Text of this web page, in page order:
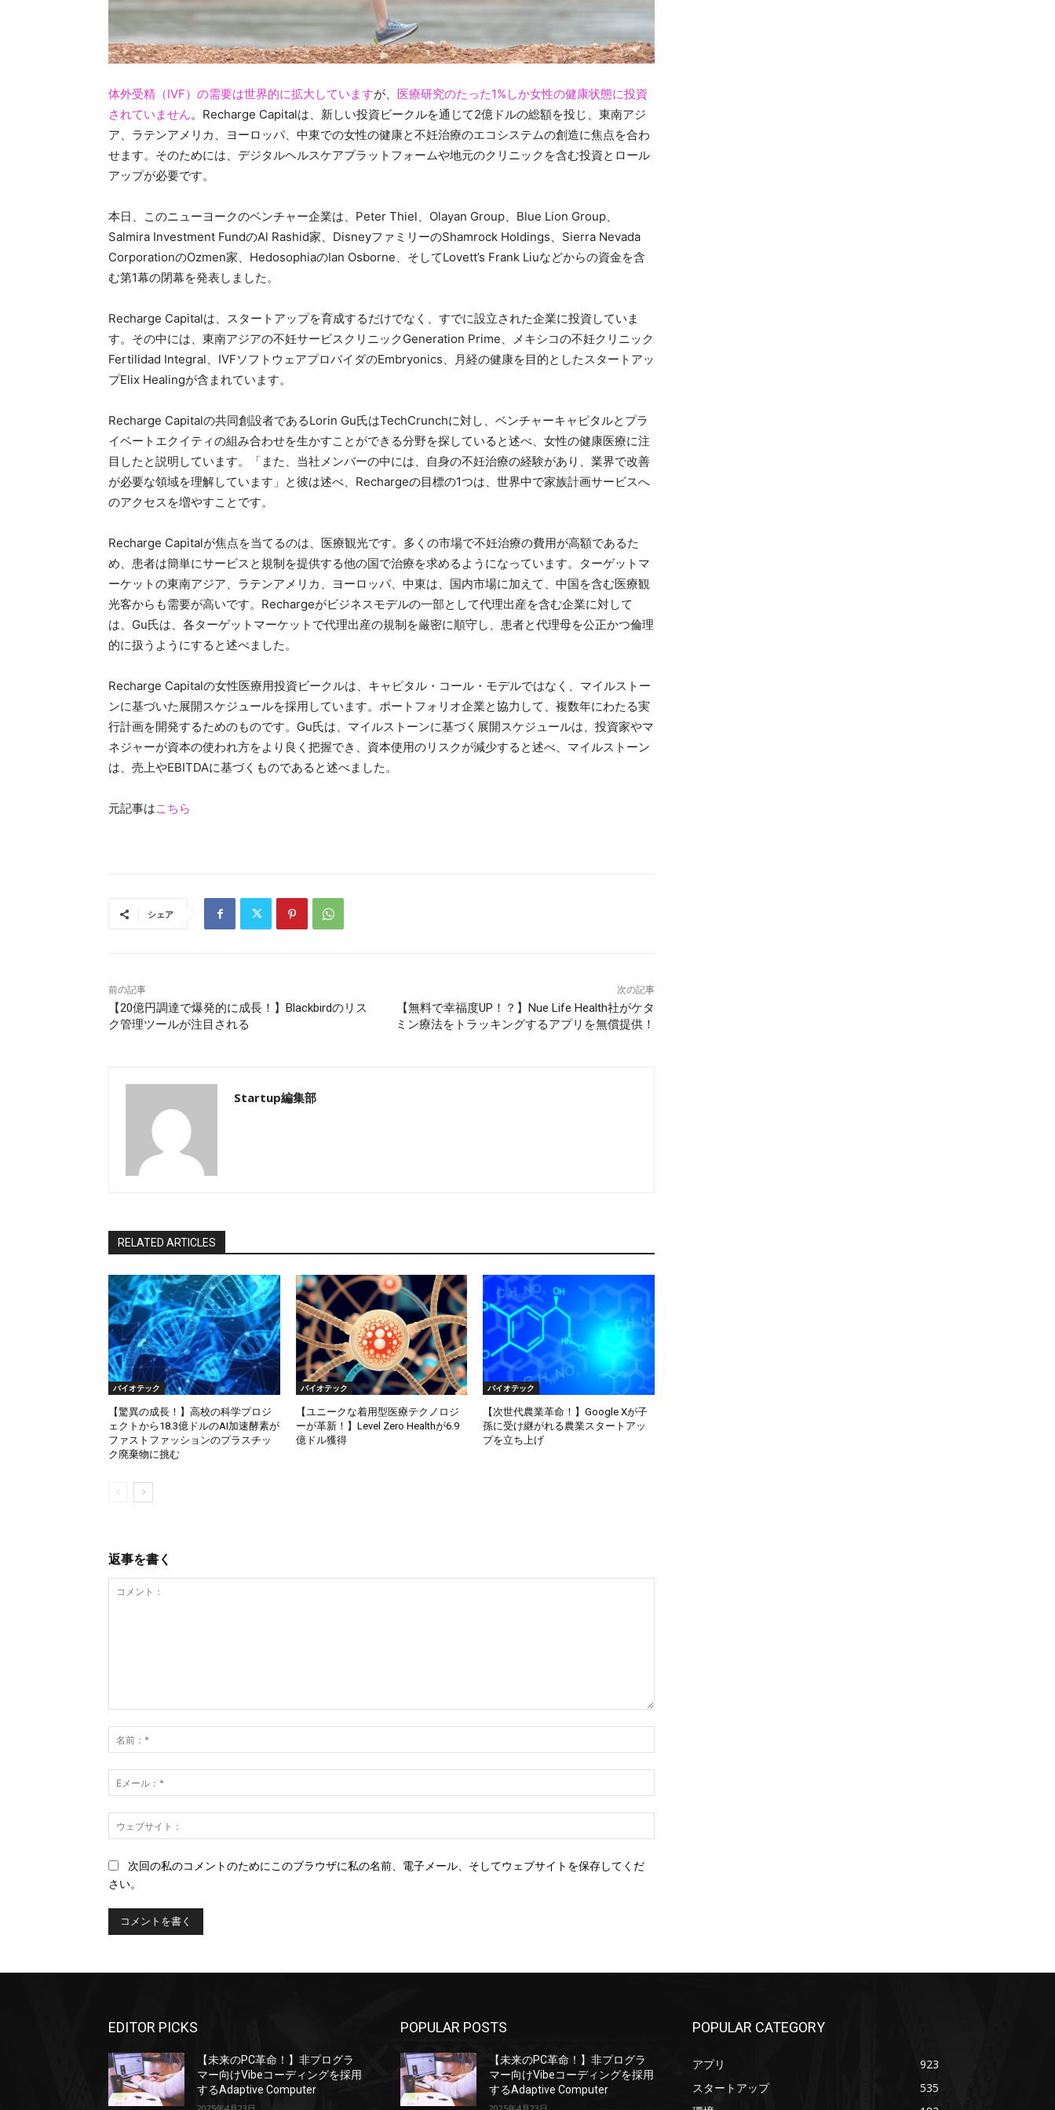
体外受精（IVF）の需要は世界的に拡大していますが、 医療研究のたった1%しか女性の健康状態に投資
されていません。Recharge Capitalは、新しい投資ビークルを通じて2億ドルの総額を投じ、東南アジ
ア、ラテンアメリカ、ヨーロッパ、中東での女性の健康と不妊治療のエコシステムの創造に焦点を合わ
せます。そのためには、デジタルヘルスケアプラットフォームや地元のクリニックを含む投資とロール
アップが必要です。
本日、このニューヨークのベンチャー企業は、Peter Thiel、Olayan Group、Blue Lion Group、
Salmira Investment FundのAl Rashid家、DisneyファミリーのShamrock Holdings、Sierra Nevada
CorporationのOzmen家、HedosophiaのIan Osborne、そしてLovett’s Frank Liuなどからの資金を含
む第1幕の閉幕を発表しました。
Recharge Capitalは、スタートアップを育成するだけでなく、すでに設立された企業に投資していま
す。その中には、東南アジアの不妊サービスクリニックGeneration Prime、メキシコの不妊クリニック
Fertilidad Integral、IVFソフトウェアプロバイダのEmbryonics、月経の健康を目的としたスタートアッ
プElix Healingが含まれています。
Recharge Capitalの共同創設者であるLorin Gu氏はTechCrunchに対し、ベンチャーキャピタルとプラ
イベートエクイティの組み合わせを生かすことができる分野を探していると述べ、女性の健康医療に注
目したと説明しています。「また、当社メンバーの中には、自身の不妊治療の経験があり、業界で改善
が必要な領域を理解しています」と彼は述べ、Rechargeの目標の1つは、世界中で家族計画サービスへ
のアクセスを増やすことです。
Recharge Capitalが焦点を当てるのは、医療観光です。多くの市場で不妊治療の費用が高額であるた
め、患者は簡単にサービスと規制を提供する他の国で治療を求めるようになっています。ターゲットマ
ーケットの東南アジア、ラテンアメリカ、ヨーロッパ、中東は、国内市場に加えて、中国を含む医療観
光客からも需要が高いです。Rechargeがビジネスモデルの一部として代理出産を含む企業に対して
は、Gu氏は、各ターゲットマーケットで代理出産の規制を厳密に順守し、患者と代理母を公正かつ倫理
的に扱うようにすると述べました。
Recharge Capitalの女性医療用投資ビークルは、キャピタル・コール・モデルではなく、マイルストー
ンに基づいた展開スケジュールを採用しています。ポートフォリオ企業と協力して、複数年にわたる実
行計画を開発するためのものです。Gu氏は、マイルストーンに基づく展開スケジュールは、投資家やマ
ネジャーが資本の使われ方をより良く把握でき、資本使用のリスクが減少すると述べ、マイルストーン
は、売上やEBITDAに基づくものであると述べました。
元記事はこちら
シェア
前の記事
【20億円調達で爆発的に成長！】Blackbirdのリス
ク管理ツールが注目される
次の記事
【無料で幸福度UP！？】Nue Life Health社がケタ
ミン療法をトラッキングするアプリを無償提供！
Startup編集部
RELATED ARTICLES
バイオテック
【驚異の成長！】高校の科学プロジ
ェクトから18.3億ドルのAI加速酵素が
ファストファッションのプラスチッ
ク廃棄物に挑む
バイオテック
【ユニークな着用型医療テクノロジ
ーが革新！】Level Zero Healthが6.9
億ドル獲得
バイオテック
【次世代農業革命！】Google Xが子
孫に受け継がれる農業スタートアッ
プを立ち上げ
返事を書く
ン
ト：
前：
*
メ
ー
*ェ
次回の私のコメントのためにこのブラウザに私の名前、電子メール、そしてウェブサイトを保存してくだ
さい。
EDITOR PICKS
【未来のPC革命！】非プログラ
マー向けVibeコーディングを採用
するAdaptive Computer
POPULAR POSTS
【未来のPC革命！】非プログラ
マー向けVibeコーディングを採用
するAdaptive Computer
POPULAR CATEGORY
アプリ
923
スタートアップ
535